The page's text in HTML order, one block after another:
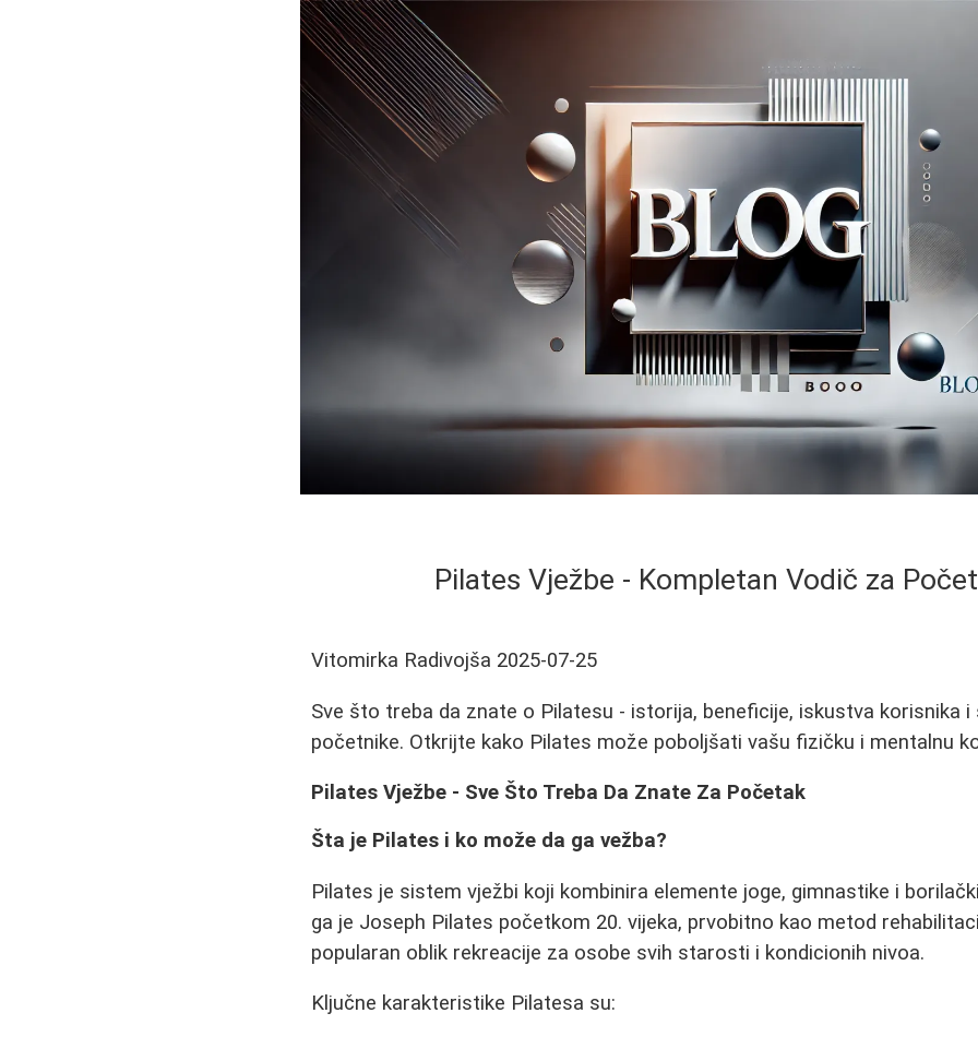
Pilates Vježbe - Kompletan Vodič za
Vitomirka Radivojša 2025-07-25
Sve što treba da znate o Pilatesu - istorija, beneficije, iskustva korisnika i
početnike. Otkrijte kako Pilates može poboljšati vašu fizičku i mentalnu
Pilates Vježbe - Sve Što Treba Da Znate Za Početak
Šta je Pilates i ko može da ga vežba?
Pilates je sistem vježbi koji kombinira elemente joge, gimnastike i
ga je Joseph Pilates početkom 20. vijeka, prvobitno kao metod
popularan oblik rekreacije za osobe svih starosti i kondicionih nivoa.
Ključne karakteristike Pilatesa su: